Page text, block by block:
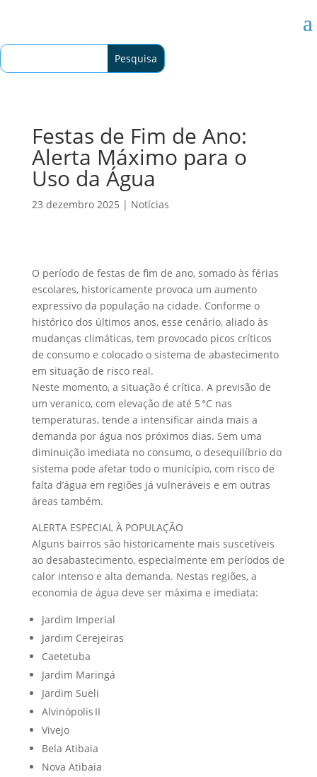
Festas de Fim de Ano:
Alerta Máximo para o
Uso da Água
23 dezembro 2025 | Notícias
O período de festas de fim de ano, somado às férias
escolares, historicamente provoca um aumento
expressivo da população na cidade. Conforme o
histórico dos últimos anos, esse cenário, aliado às
mudanças climáticas, tem provocado picos críticos
de consumo e colocado o sistema de abastecimento
em situação de risco real.
Neste momento, a situação é crítica. A previsão de
um veranico, com elevação de até 5 °C nas
temperaturas, tende a intensificar ainda mais a
demanda por água nos próximos dias. Sem uma
diminuição imediata no consumo, o desequilíbrio do
sistema pode afetar todo o município, com risco de
falta d’água em regiões já vulneráveis e em outras
áreas também.
ALERTA ESPECIAL À POPULAÇÃO
Alguns bairros são historicamente mais suscetíveis
ao desabastecimento, especialmente em períodos de
calor intenso e alta demanda. Nestas regiões, a
economia de água deve ser máxima e imediata:
Jardim Imperial
Jardim Cerejeiras
Caetetuba
Jardim Maringá
Jardim Sueli
Alvinópolis II
Vivejo
Bela Atibaia
Nova Atibaia